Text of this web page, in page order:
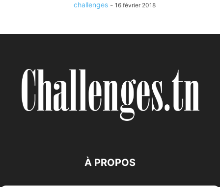
challenges - 16 février 2018
À PROPOS